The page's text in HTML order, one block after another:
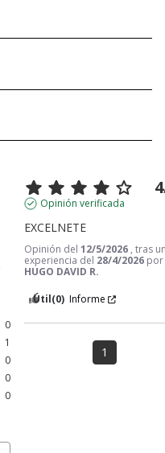
0
1
0
0
0
4
Opinión verificada
EXCELNETE
Opinión del12/5/2026 , tras
experiencia del 28/4/2026 por
HUGO DAVID R.
Útil(0) Informe
1